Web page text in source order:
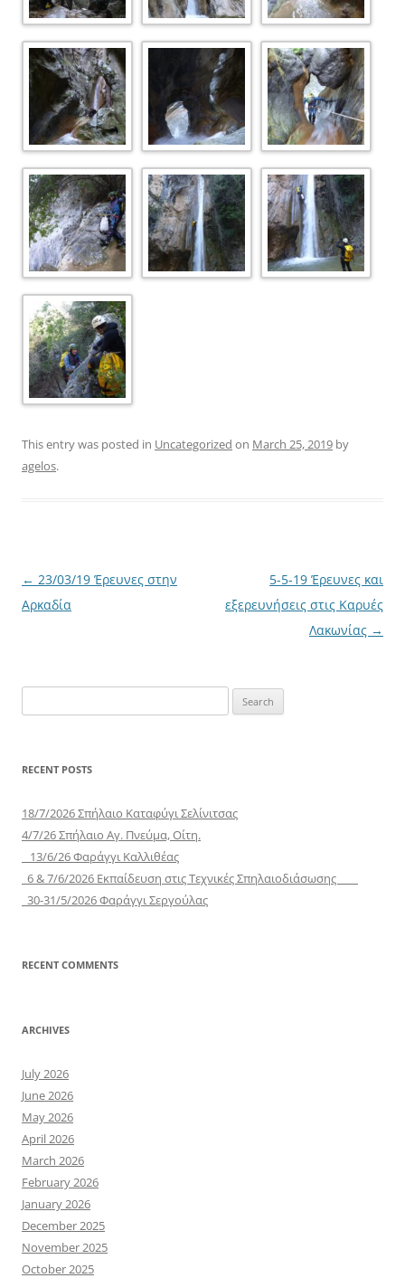
This entry was posted in Uncategorized on March 25, 2019 by
agelos.
Post
navigation
← 23/03/19 Έρευνες στην
Αρκαδία
5-5-19 Έρευνες και
εξερευνήσεις στις Καρυές
Λακωνίας →
for:
RECENT POSTS
18/7/2026 Σπήλαιο Καταφύγι Σελίνιτσας
4/7/26 Σπήλαιο Αγ. Πνεύμα, Οίτη.
13/6/26 Φαράγγι Καλλιθέας
6 & 7/6/2026 Εκπαίδευση στις Τεχνικές Σπηλαιοδιάσωσης
30-31/5/2026 Φαράγγι Σεργούλας
RECENT COMMENTS
ARCHIVES
July 2026
June 2026
May 2026
April 2026
March 2026
February 2026
January 2026
December 2025
November 2025
October 2025